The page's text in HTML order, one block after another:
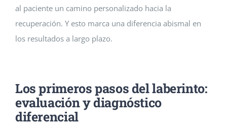
al paciente un camino personalizado hacia la
recuperación. Y esto marca una diferencia abismal en
los resultados a largo plazo.
Los primeros pasos del laberinto:
evaluación y diagnóstico
diferencial